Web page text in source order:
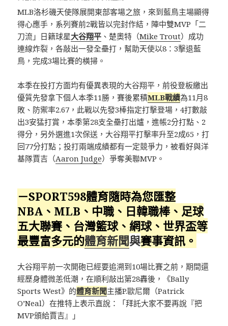
MLB洛杉磯天使隊展開東部客場之旅，來到藍鳥主場顯得
得心應手，系列賽前2戰皆以完封作結，陣中雙MVP「二
刀流」日籍球星大谷翔平 、楚奧特（Mike Trout）成功
連線炸裂，各敲出一發全壘打，幫助天使以8：3擊退藍
鳥，完成3場比賽的橫掃。
本季在投打方面均有優異表現的大谷翔平，前役登板繳出
優質先發拿下個人本季11勝，賽後累積MLB戰績為11月8
敗、防禦率2.67，此戰以先發3棒指定打擊登場，4打數敲
出3安猛打賞，本季第28支全壘打出爐，進帳2分打點、2
得分，另外選進1次保送，大谷翔平打擊率升至2成65，打
回77分打點；投打兩端成績都有一定競爭力，被看好與洋
基隊賈吉（Aaron Judge）爭奪美聯MVP。
－SPORT598體育隨時為您匯整
NBA、MLB、中職、日韓職棒、足球
五大聯賽、台灣籃球、網球、 世界盃等
最豐富多元的體育新聞與賽事資訊。
大谷翔平前一次開砲已經要追溯到10場比賽之前，期間還
經歷身體微恙低潮，在順利敲出第28轟後，《Bally
Sports West》的體育新聞主播P.歐尼爾（Patrick
O’Neal）在推特上表示直說：「拜託大家不要再說『把
MVP頒給賈吉』」